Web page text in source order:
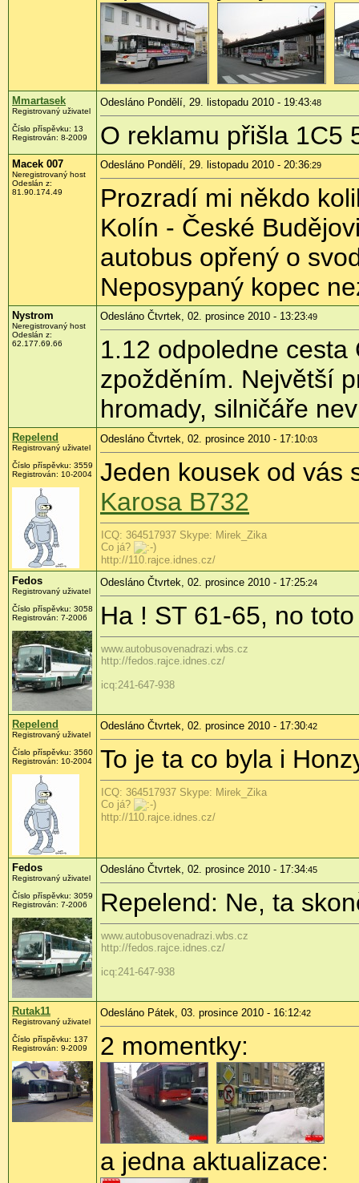
Mmartasek
Registrovaný uživatel
Číslo příspěvku: 13
Registrován: 8-2009
Odesláno Pondělí, 29. listopadu 2010 - 19:43:48
O reklamu přišla 1C5
Macek 007
Neregistrovaný host
Odeslán z:
81.90.174.49
Odesláno Pondělí, 29. listopadu 2010 - 20:36:29
Prozradí mi někdo
Kolín - České
autobus opřený o
Neposypaný kopec
Nystrom
Neregistrovaný host
Odeslán z:
62.177.69.66
Odesláno Čtvrtek, 02. prosince 2010 - 13:23:49
1.12 odpoledne
zpožděním. Největší
hromady, silničáře
Repelend
Registrovaný uživatel
Číslo příspěvku: 3559
Registrován: 10-2004
Odesláno Čtvrtek, 02. prosince 2010 - 17:10:03
Jeden kousek od vás
Karosa B732
ICQ: 364517937 Skype: Mirek_Zika
Co já?
http://110.rajce.idnes.cz/
Fedos
Registrovaný uživatel
Číslo příspěvku: 3058
Registrován: 7-2006
Odesláno Čtvrtek, 02. prosince 2010 - 17:25:24
Ha ! ST 61-65, no
www.autobusovenadrazi.wbs.cz
http://fedos.rajce.idnes.cz/
icq:241-647-938
Repelend
Registrovaný uživatel
Číslo příspěvku: 3560
Registrován: 10-2004
Odesláno Čtvrtek, 02. prosince 2010 - 17:30:42
To je ta co byla i
ICQ: 364517937 Skype: Mirek_Zika
Co já?
http://110.rajce.idnes.cz/
Fedos
Registrovaný uživatel
Číslo příspěvku: 3059
Registrován: 7-2006
Odesláno Čtvrtek, 02. prosince 2010 - 17:34:45
Repelend: Ne, ta
www.autobusovenadrazi.wbs.cz
http://fedos.rajce.idnes.cz/
icq:241-647-938
Rutak11
Registrovaný uživatel
Číslo příspěvku: 137
Registrován: 9-2009
Odesláno Pátek, 03. prosince 2010 - 16:12:42
2 momentky:
a jedna aktualizace: